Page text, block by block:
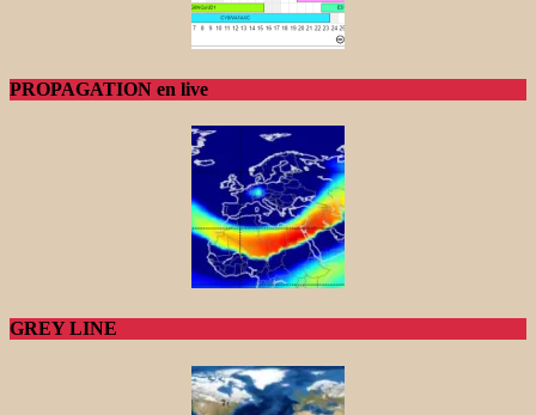
PROPAGATION en live
GREY LINE